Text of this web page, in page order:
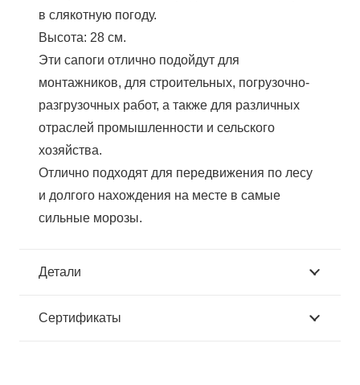
в слякотную погоду.
Высота: 28 см.
Эти сапоги отлично подойдут для
монтажников, для строительных, погрузочно-
разгрузочных работ, а также для различных
отраслей промышленности и сельского
хозяйства.
Отлично подходят для передвижения по лесу
и долгого нахождения на месте в самые
сильные морозы.
Детали
Сертификаты